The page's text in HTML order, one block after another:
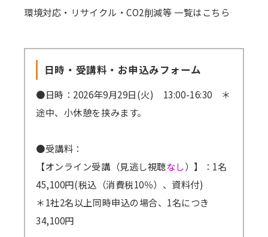
環境対応・リサイクル・CO2削減等 一覧はこちら
日時・受講料・お申込みフォーム
●日時：2026年9月29日(火) 13:00-16:30 ＊
途中、小休憩を挟みます。
●受講料：
【オンライン受講（見逃し視聴なし）】：1名
45,100円(税込（消費税10％）、資料付)
＊1社2名以上同時申込の場合、1名につき
34,100円